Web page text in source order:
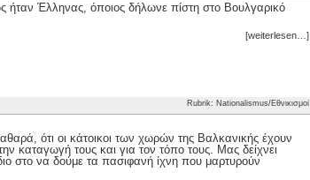
ήταν Έλληνας, όποιος δήλωνε πίστη στο Βουλγαρικό
[weiterlesen…]
Rubrik: Nationalismus/Εθνικισμοί
ότι οι κάτοικοι των χωρών της Βαλκανικής έχουν
καταγωγή τους και για τον τόπο τους. Μας δείχνει
στο να δούμε τα πασιφανή ίχνη που μαρτυρούν